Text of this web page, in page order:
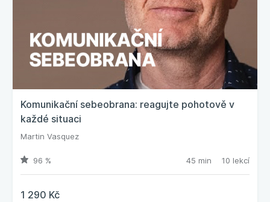
Komunikační sebeobrana: reagujte pohotově v
každé situaci
Martin Vasquez
96 % 45 min 10 lekcí
1 290 Kč